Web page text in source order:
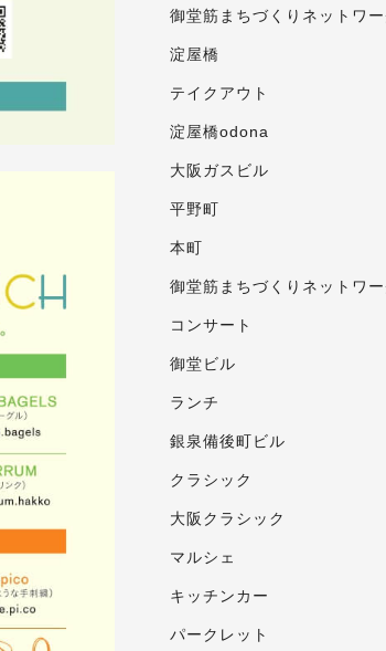
御堂筋まちづくりネットワー
淀屋橋
テイクアウト
淀屋橋odona
大阪ガスビル
平野町
本町
御堂筋まちづくりネットワ
コンサート
御堂ビル
ランチ
銀泉備後町ビル
クラシック
大阪クラシック
マルシェ
キッチンカー
パークレット